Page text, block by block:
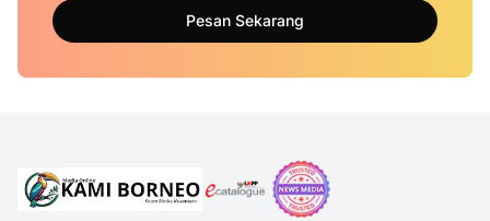
Pesan Sekarang